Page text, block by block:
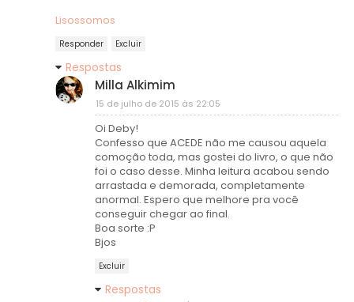
Lisossomos
Responder Excluir
Respostas
Milla Alkimim
15 de julho de 2015 às 22:05
Oi Deby!
Confesso que ACEDE não me causou aquela
comoção toda, mas gostei do livro, o que não
foi o caso desse. Minha leitura acabou sendo
arrastada e demorada, completamente
anormal. Espero que melhore pra você
conseguir chegar ao final.
Boa sorte :P
Bjos
Excluir
Respostas